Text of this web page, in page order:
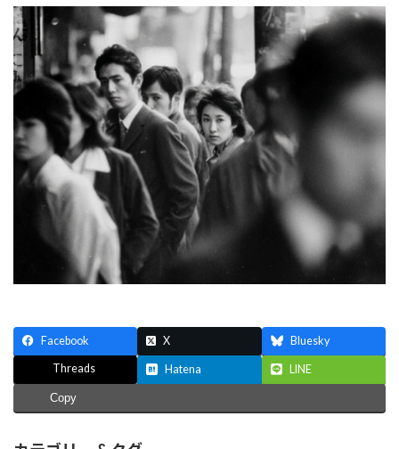
新
日
時
:
Facebook X Bluesky
Threads Hatena LINE
Copy